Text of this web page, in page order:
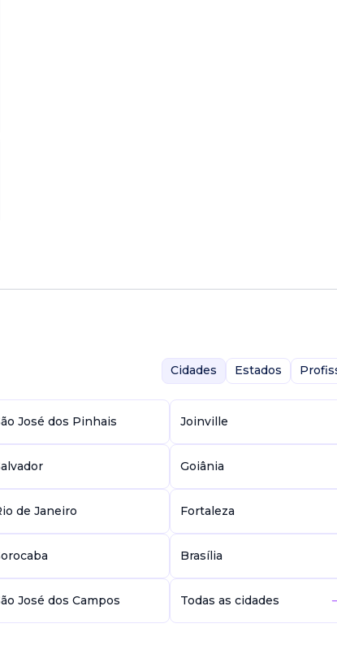
Cidades Estados
José dos Pinhais Joinville
Goiânia
de Janeiro Fortaleza
Brasília
José dos Campos Todas as cidades